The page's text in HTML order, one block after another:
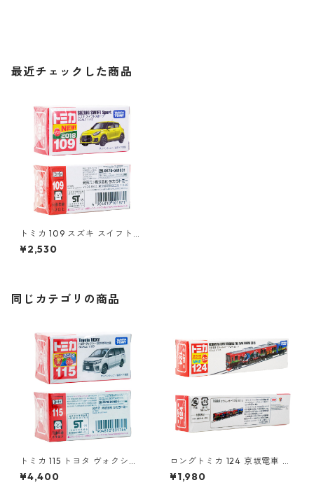
最近チェックした商品
トミカ 109 スズキ スイフトス
ポーツ #10101871
¥2,530
同じカテゴリの商品
トミカ 115 トヨタ ヴォクシー
（初回特別仕様）#10801764
¥4,400
ロングトミカ 124 京坂電車 き
かんしゃトーマス号 2015 #10
824923
¥1,980